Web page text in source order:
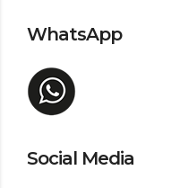
WhatsApp
Social Media